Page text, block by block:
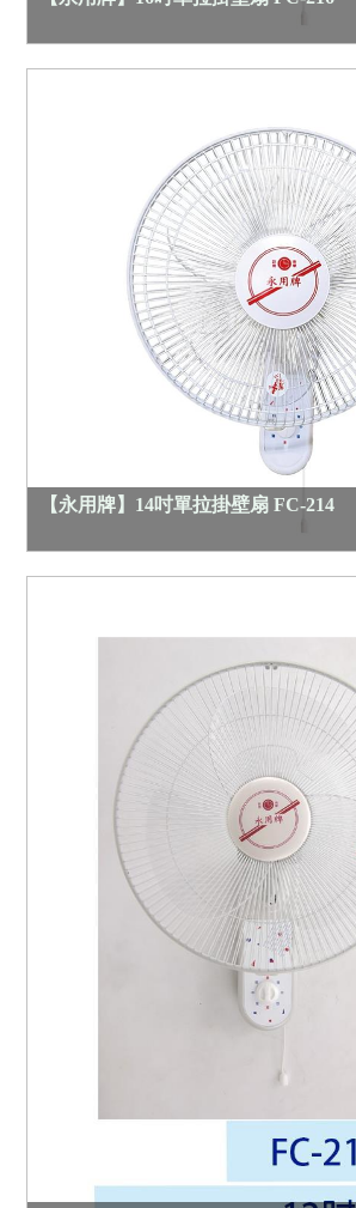
【永用牌】14吋單拉掛壁扇 FC-214